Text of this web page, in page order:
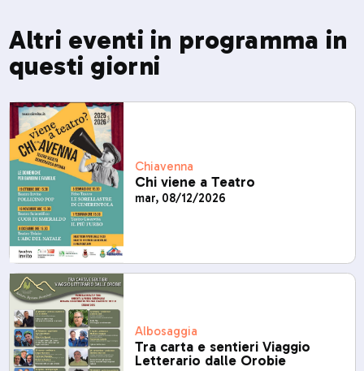
Altri eventi in programma in
questi giorni
Chiavenna
Chi viene a Teatro
mar, 08/12/2026
Albosaggia
Tra carta e sentieri Viaggio
Letterario dalle Orobie